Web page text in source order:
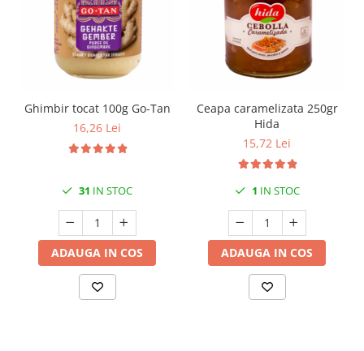
Ghimbir tocat 100g Go-Tan
16,26 Lei
31 IN STOC
ADAUGA IN COS
Ceapa caramelizata 250gr
Hida
15,72 Lei
1 IN STOC
ADAUGA IN COS